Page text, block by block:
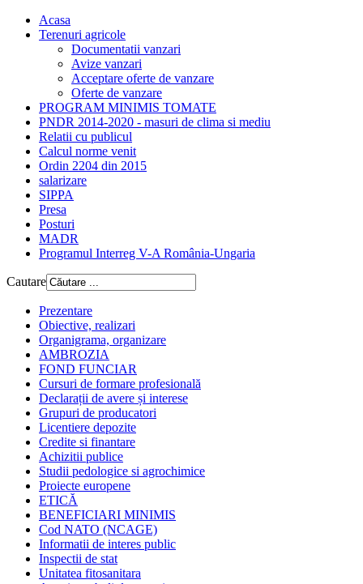
Acasa
Terenuri agricole
Documentatii vanzari
Avize vanzari
Acceptare oferte de vanzare
Oferte de vanzare
PROGRAM MINIMIS TOMATE
PNDR 2014-2020 - masuri de clima si mediu
Relatii cu publicul
Calcul norme venit
Ordin 2204 din 2015
salarizare
SIPPA
Presa
Posturi
MADR
Programul Interreg V-A România-Ungaria
Cautare
Prezentare
Obiective, realizari
Organigrama, organizare
AMBROZIA
FOND FUNCIAR
Cursuri de formare profesională
Declarații de avere și interese
Grupuri de producatori
Licentiere depozite
Credite si finantare
Achizitii publice
Studii pedologice si agrochimice
Proiecte europene
ETICĂ
BENEFICIARI MINIMIS
Cod NATO (NCAGE)
Informatii de interes public
Inspectii de stat
Unitatea fitosanitara